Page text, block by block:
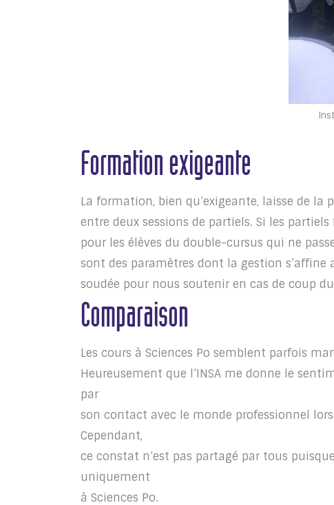
Formation exigeante
La formation, bien qu’exigeante, laisse de
entre deux sessions de partiels. Si les
pour les élèves du double-cursus qui ne
sont des paramètres dont la gestion s’affine
soudée pour nous soutenir en cas de coup
Comparaison
Les cours à Sciences Po semblent parfois
Heureusement que l’INSA me donne le
par
son contact avec le monde professionnel
Cependant,
ce constat n’est pas partagé par tous
uniquement
à Sciences Po.